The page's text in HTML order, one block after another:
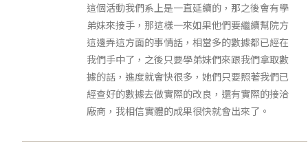
這個活動我們系上是一直延續的，那之後會有學
弟妹來接手，那這樣一來如果他們要繼續幫院方
這邊弄這方面的事情話，相當多的數據都已經在
我們手中了，之後只要學弟妹們來跟我們拿取數
據的話，進度就會快很多，她們只要照著我們已
經查好的數據去做實際的改良，還有實際的接洽
廠商，我相信實體的成果很快就會出來了。